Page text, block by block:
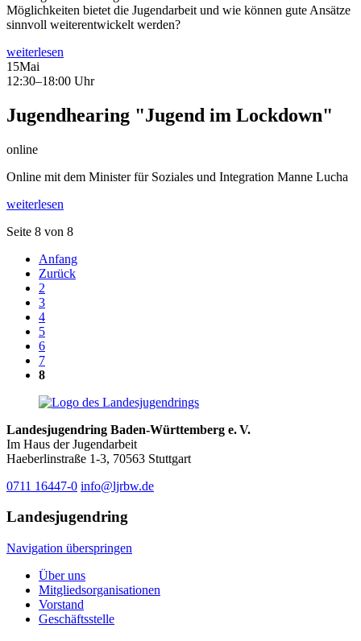
Möglichkeiten bietet die Jugendarbeit und wie können gute Ansätze
sinnvoll weiterentwickelt werden?
weiterlesen
15Mai
12:30–18:00 Uhr
Jugendhearing "Jugend im Lockdown"
online
Online mit dem Minister für Soziales und Integration Manne Lucha
weiterlesen
Seite 8 von 8
Anfang
Zurück
2
3
4
5
6
7
8
Landesjugendring Baden-Württemberg e. V.
Im Haus der Jugendarbeit
Haeberlinstraße 1-3, 70563 Stuttgart
0711 16447-0 info@ljrbw.de
Landesjugendring
Navigation überspringen
Über uns
Mitgliedsorganisationen
Vorstand
Geschäftsstelle